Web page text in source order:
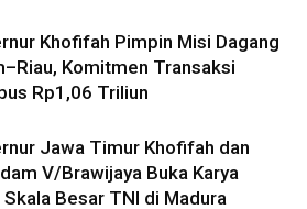
Khofifah Pimpin Misi Dagang
Komitmen Transaksi
Rp1,06 Triliun
Jawa Timur Khofifah dan
V/Brawijaya Buka Karya
Skala Besar TNI di Madura